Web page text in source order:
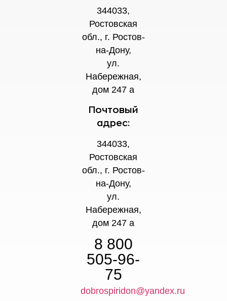
344033,
Ростовская
обл., г. Ростов-
на-Дону,
ул.
Набережная,
дом 247 а
Почтовый
адрес:
344033,
Ростовская
обл., г. Ростов-
на-Дону,
ул.
Набережная,
дом 247 а
8 800
505-96-
75
dobrospiridon@yandex.ru